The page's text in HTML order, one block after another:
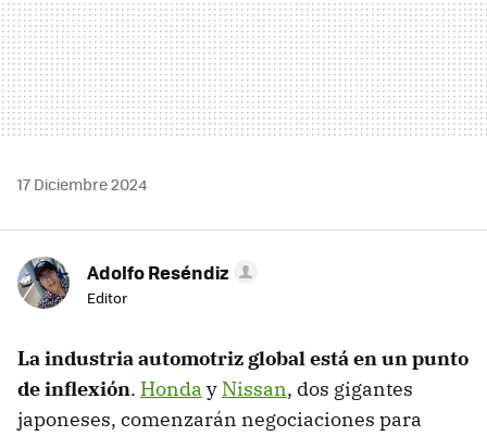
17 Diciembre 2024
Adolfo Reséndiz
Editor
La industria automotriz global está en un punto
de inflexión. Honda y Nissan, dos gigantes
japoneses, comenzarán negociaciones para